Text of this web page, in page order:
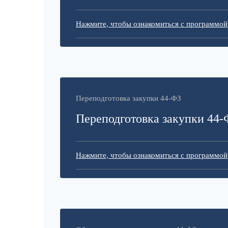
Нажмите, чтобы ознакомиться с программой
Переподготовка закупки 44-ФЗ
Переподготовка закупки
Нажмите, чтобы ознакомиться с программой